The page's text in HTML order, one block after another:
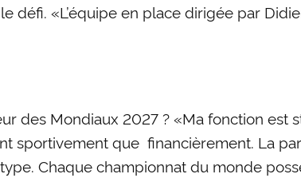
défi. «L’équipe en place dirigée par
des Mondiaux 2027 ? «Ma fonction
sportivement que financièrement. La
Chaque championnat du monde